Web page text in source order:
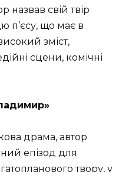
назвав свій твір
п’єсу, що має в
зміст,
сцени, комічні
драма, автор
епізод для
твору, у